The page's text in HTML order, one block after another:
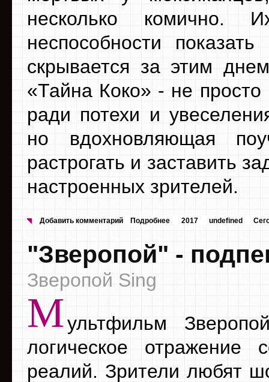
несколько комично.
неспособности
скрывается за этим
«Тайна Коко» - не
ради потехи и
но вдохновляющая
растрогать и заставить
настроенных зрителей.
2017 undefined
Добавить комментарий Подробнее
"Зверопой" -
Зверопой Sing
Мультфильм
логическое отражение
реалий. Зрители любят